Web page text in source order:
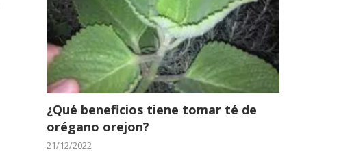
243 Años del Nacimiento del
Libertador Simón Bolívar
24/07/2026
Dia de la Virgen del
16/07/2026
¿Qué beneficios tiene tomar té de
orégano orejon?
21/12/2022